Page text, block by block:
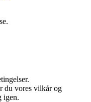
du vores vilkår og
igen.